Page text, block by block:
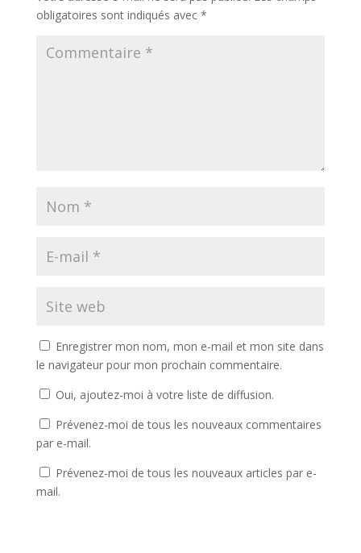
obligatoires sont indiqués avec *
Enregistrer mon nom, mon e-mail et mon site dans
le navigateur pour mon prochain commentaire.
Oui, ajoutez-moi à votre liste de diffusion.
Prévenez-moi de tous les nouveaux commentaires
par e-mail.
Prévenez-moi de tous les nouveaux articles par e-
mail.